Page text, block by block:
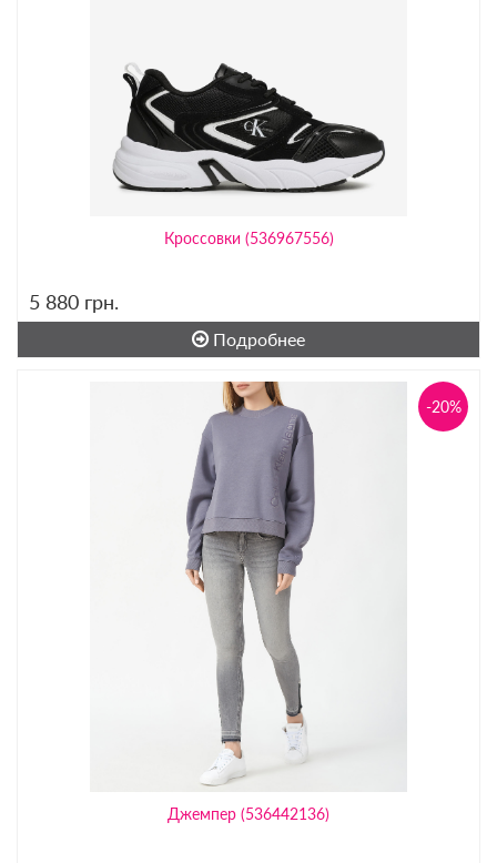
Кроссовки (536967556)
5 880 грн.
Подробнее
Джемпер (536442136)
-20%